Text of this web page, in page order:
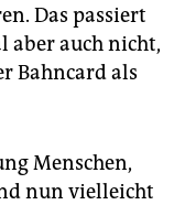
Das passiert
aber auch nicht,
Bahncard als
Menschen,
nun vielleicht